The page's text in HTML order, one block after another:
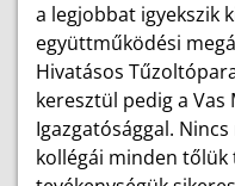
a legjobbat igyekszik
együttműködési
Hivatásos
keresztül pedig a
Igazgatósággal.
kollégái minden